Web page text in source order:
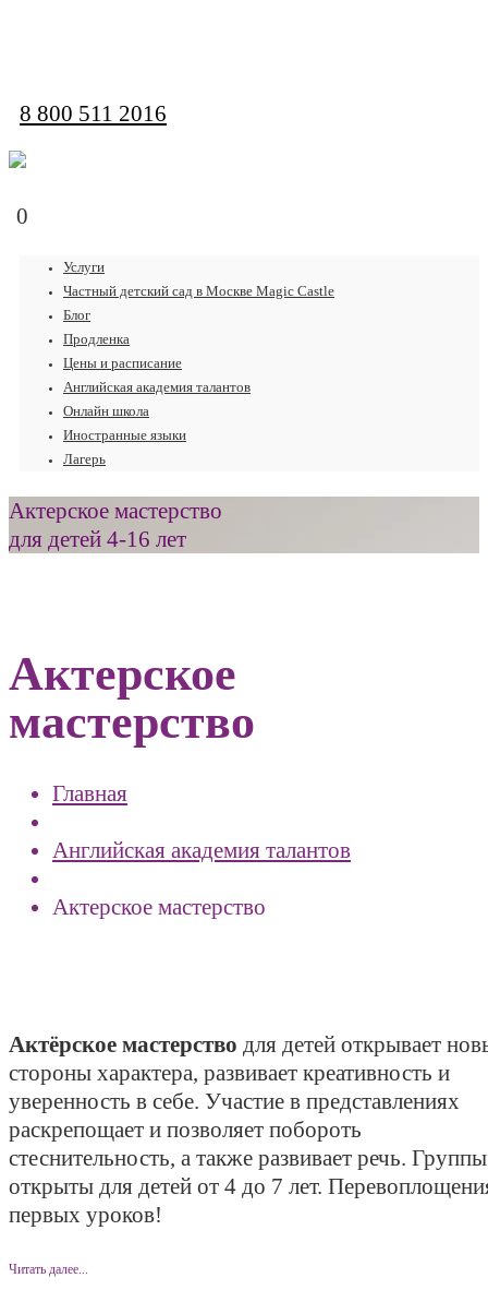
8 800 511 2016
0
Услуги
Частный детский сад в Москве Magic Castle
Блог
Продленка
Цены и расписание
Английская академия талантов
Онлайн школа
Иностранные языки
Лагерь
Актерское мастерство
для детей 4-16 лет
Актерское
мастерство
Главная
Английская академия талантов
Актерское мастерство
Актёрское мастерство для детей открывает
стороны характера, развивает креативность и
уверенность в себе. Участие в представлениях
раскрепощает и позволяет побороть
стеснительность, а также развивает речь. Группы
открыты для детей от 4 до 7 лет.
первых уроков!
Читать далее...